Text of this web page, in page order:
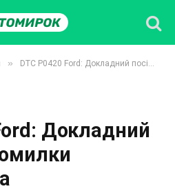
» DTC P0420 Ford: Докладний посібник з помилки каталізатора
Докладний